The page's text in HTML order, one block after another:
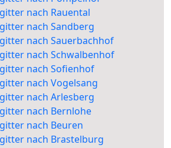
nach Rauental
nach Sandberg
nach Sauerbachhof
nach Schwalbenhof
nach Sofienhof
nach Vogelsang
nach Arlesberg
nach Bernlohe
nach Beuren
nach Brastelburg